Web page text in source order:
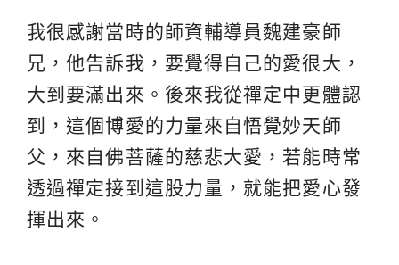
我很感謝當時的師資輔導員魏建豪師
兄，他告訴我，要覺得自己的愛很大，
大到要滿出來。後來我從禪定中更體認
到，這個博愛的力量來自悟覺妙天師
父，來自佛菩薩的慈悲大愛，若能時常
透過禪定接到這股力量，就能把愛心發
揮出來。